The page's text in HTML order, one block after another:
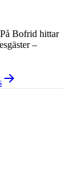
Bofrid hittar
–